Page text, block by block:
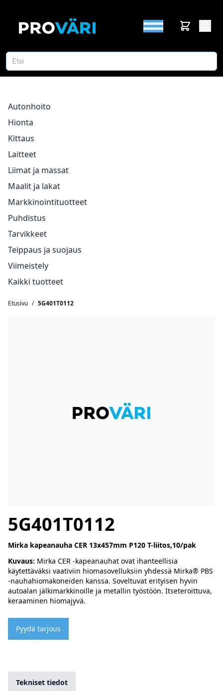
Autonhoito
Hionta
Kittaus
Laitteet
Liimat ja massat
Maalit ja lakat
Markkinointituotteet
Puhdistus
Tarvikkeet
Teippaus ja suojaus
Viimeistely
Kaikki tuotteet
Etusivu / 5G401T0112
5G401T0112
Mirka kapeanauha CER 13x457mm P120 T-liitos,10/pak
Kuvaus: Mirka CER -kapeanauhat ovat ihanteellisia
käytettäväksi vaativiin hiomasovelluksiin yhdessä Mirka® PBS
-nauhahiomakoneiden kanssa. Soveltuvat erityisen hyvin
autoalan jälkimarkkinoille ja metallin työstöön. Itseteroittuva,
keraaminen hiomajyvä.
Pyydä tarjous
Tekniset tiedot